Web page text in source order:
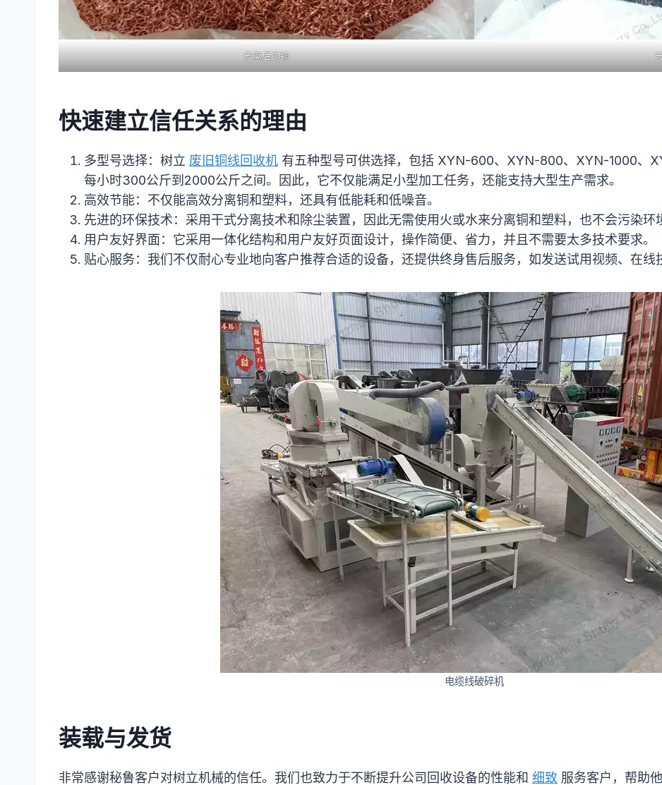
分离后的铜
快速建立信任关系的理由
多型号选择：树立 废旧铜线回收机 有五种型号可供选择，包括 XYN-600、XYN-800、XYN-1000、
每小时300公斤到2000公斤之间。因此，它不仅能满足小型加工任务，还能支持大型生产需求。
高效节能：不仅能高效分离铜和塑料，还具有低能耗和低噪音。
先进的环保技术：采用干式分离技术和除尘装置，因此无需使用火或水来分离铜和塑料，也不会污染环
用户友好界面：它采用一体化结构和用户友好页面设计，操作简便、省力，并且不需要太多技术要求。
贴心服务：我们不仅耐心专业地向客户推荐合适的设备，还提供终身售后服务，如发送试用视频、在线
电缆线破碎机
装载与发货
非常感谢秘鲁客户对树立机械的信任。我们也致力于不断提升公司回收设备的性能和 细致 服务客户，帮助